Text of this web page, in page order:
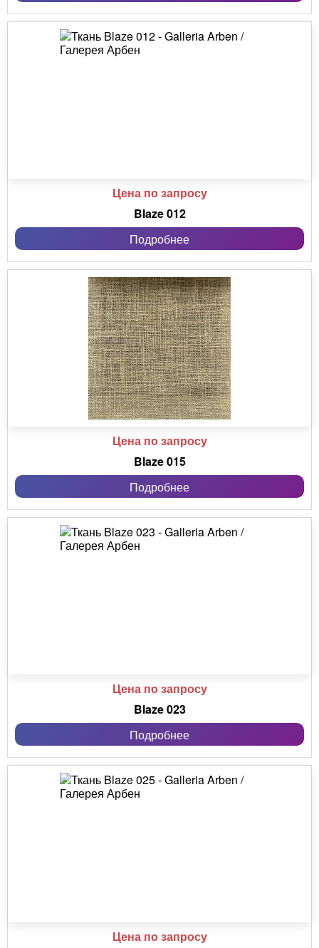
Цена по запросу
Blaze 012
Подробнее
Цена по запросу
Blaze 015
Подробнее
Цена по запросу
Blaze 023
Подробнее
Цена по запросу